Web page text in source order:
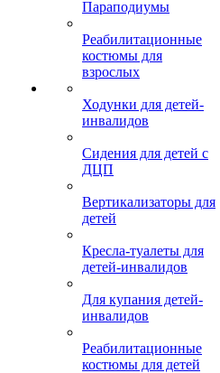
Параподиумы
Реабилитационные
костюмы для
взрослых
Ходунки для детей-
инвалидов
Сидения для детей с
ДЦП
Вертикализаторы для
детей
Кресла-туалеты для
детей-инвалидов
Для купания детей-
инвалидов
Реабилитационные
костюмы для детей